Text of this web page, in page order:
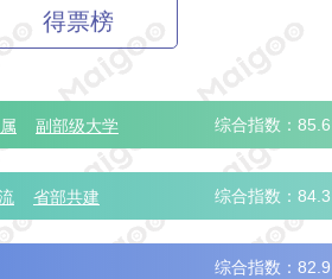
得票榜
副部级大学 综合指数：85.6
省部共建 综合指数：84.3
综合指数：82.9